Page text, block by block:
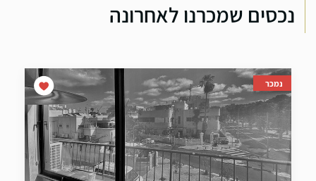
נכסים שמכרנו לאחרונה
נמכר